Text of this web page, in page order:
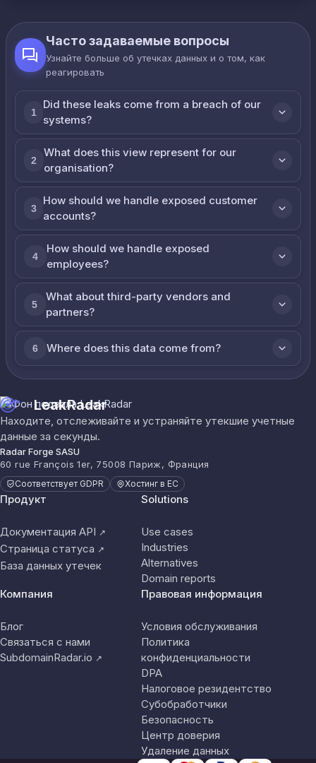
Часто задаваемые вопросы
Узнайте больше об утечках данных и о том, как
реагировать
1
Did these leaks come from a breach of our
systems?
2
What does this view represent for our
organisation?
3
How should we handle exposed customer
accounts?
4
How should we handle exposed
employees?
5
What about third-party vendors and
partners?
6 Where does this data come from?
LeakRadar
Находите, отслеживайте и устраняйте утекшие учетные
данные за секунды.
Radar Forge SASU
60 rue François 1er, 75008 Париж, Франция
Соответствует GDPR Хостинг в ЕС
Продукт
Документация API ↗
Страница статуса ↗
База данных утечек
Solutions
Use cases
Industries
Alternatives
Domain reports
Компания
Блог
Связаться с нами
SubdomainRadar.io ↗
Правовая информация
Условия обслуживания
Политика
конфиденциальности
DPA
Налоговое резидентство
Субобработчики
Безопасность
Центр доверия
Удаление данных